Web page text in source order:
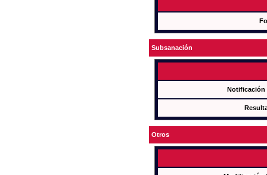
Subsanación
Notificación
Otros